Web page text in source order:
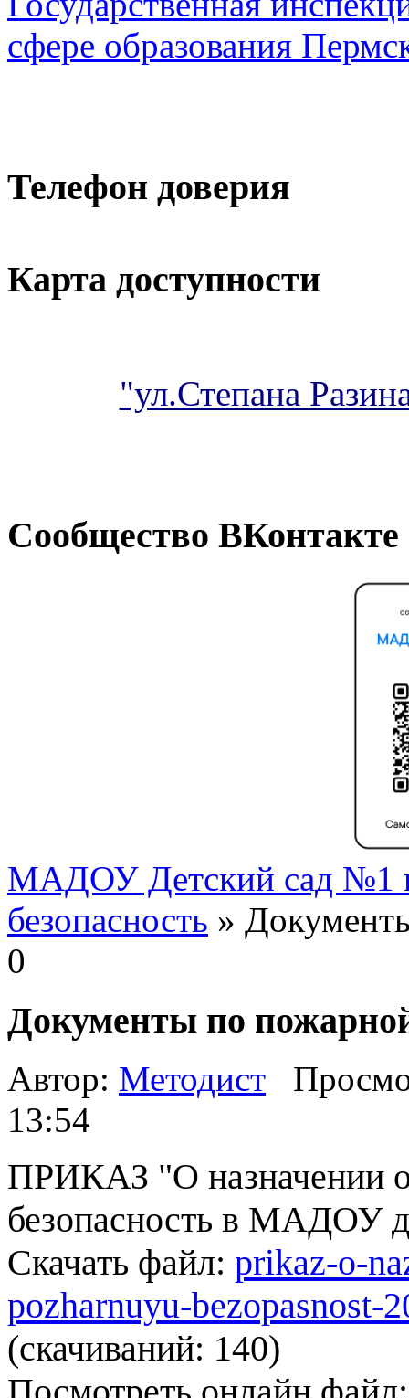
сфере образования
Телефон доверия
Карта доступности
"ул.Степана
Сообщество ВКонтакте
МАДОУ Детский сад №1
безопасность »
0
Документы по
Автор: Методист
13:54
ПРИКАЗ "О назначении
безопасность в МАДОУ
Скачать файл: prikaz-o-
pozharnuyu-bezopasnost-
(cкачиваний: 140)